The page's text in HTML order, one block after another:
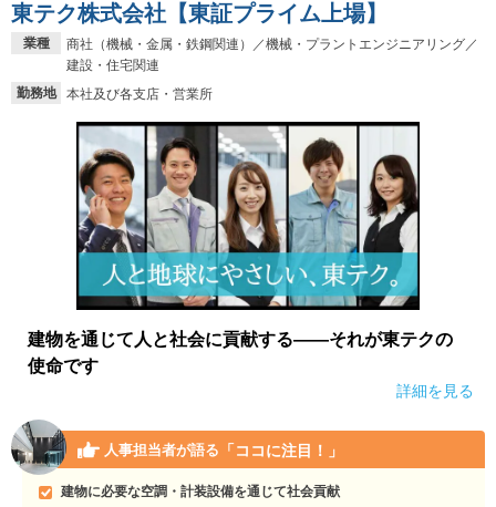
業種
商社（機械・金属・鉄鋼関連）／機械・プラントエンジニアリング／
建設・住宅関連
勤務地
本社及び各支店・営業所
東テク株式会社【東証プライム上場】
建物を通じて人と社会に貢献する――それが東テクの
使命です
詳細を見る
人事担当者が語る 「ココに注目！」
建物に必要な空調・計装設備を通じて社会貢献